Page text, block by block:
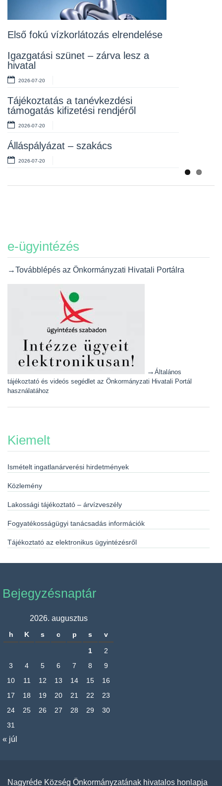
Első fokú vízkorlátozás elrendelése
Igazgatási szünet – zárva lesz a
hivatal
2026-07-20
Tájékoztatás a tanévkezdési
támogatás kifizetési rendjéről
2026-07-20
Álláspályázat – szakács
2026-07-20
Lakossági fórum az Erzsébet téri
2026-07-10
Rendelet kihirdetése
2026-07-10
Álláspályázat – takarító
2026-07-06
e-ügyintézés
→Továbblépés az Önkormányzati Hivatali Portálra
→ Általános
tájékoztató és videós segédlet az Önkormányzati Hivatali Portál
használatához
Kiemelt
Ismételt ingatlanárverési hirdetmények
Közlemény
Lakossági tájékoztató – árvízveszély
Fogyatékosságügyi tanácsadás információk
Tájékoztató az elektronikus ügyintézésről
Bejegyzésnaptár
2026. augusztus
h K s c p s v
1
2
3
4 5 6 7 8
9
10
11 12 13 14 15
16
17
18 19 20 21 22
23
24
25 26 27 28 29
30
31
« júl
Nagyréde Község Önkormányzatának hivatalos honlapja